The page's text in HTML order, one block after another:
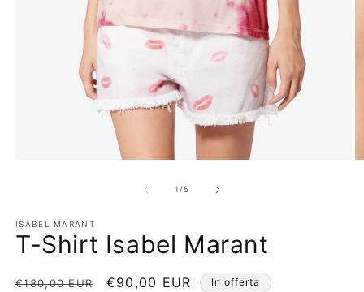
finestra
modale
1/su
5
ISABEL MARANT
T-Shirt Isabel Marant
Prezzo
€180,00 EUR
Prezzo
€90,00 EUR In offerta